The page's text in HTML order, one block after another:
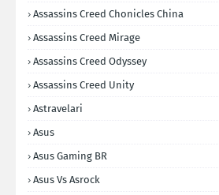
Assassins Creed Chonicles China
Assassins Creed Mirage
Assassins Creed Odyssey
Assassins Creed Unity
Astravelari
Asus
Asus Gaming BR
Asus Vs Asrock